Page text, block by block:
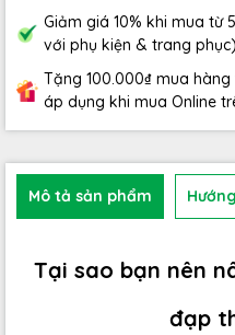
Giảm giá 10% khi mua từ
với phụ kiện & trang phục)
Tặng 100.000₫ mua
áp dụng khi mua Online
Mô tả sản phẩm
Tại sao bạn nên
đạp